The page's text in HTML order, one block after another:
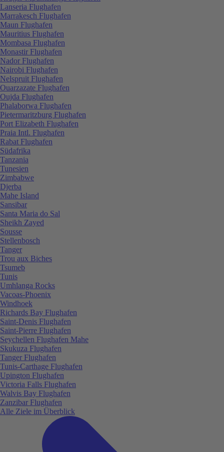
Lanseria Flughafen
Marrakesch Flughafen
Maun Flughafen
Mauritius Flughafen
Mombasa Flughafen
Monastir Flughafen
Nador Flughafen
Nairobi Flughafen
Nelspruit Flughafen
Ouarzazate Flughafen
Oujda Flughafen
Phalaborwa Flughafen
Pietermaritzburg Flughafen
Port Elizabeth Flughafen
Praia Intl. Flughafen
Rabat Flughafen
Südafrika
Tanzania
Tunesien
Zimbabwe
Djerba
Mahe Island
Sansibar
Santa Maria do Sal
Sheikh Zayed
Sousse
Stellenbosch
Tanger
Trou aux Biches
Tsumeb
Tunis
Umhlanga Rocks
Vacoas-Phoenix
Windhoek
Richards Bay Flughafen
Saint-Denis Flughafen
Saint-Pierre Flughafen
Seychellen Flughafen Mahe
Skukuza Flughafen
Tanger Flughafen
Tunis-Carthage Flughafen
Upington Flughafen
Victoria Falls Flughafen
Walvis Bay Flughafen
Zanzibar Flughafen
Alle Ziele im Überblick